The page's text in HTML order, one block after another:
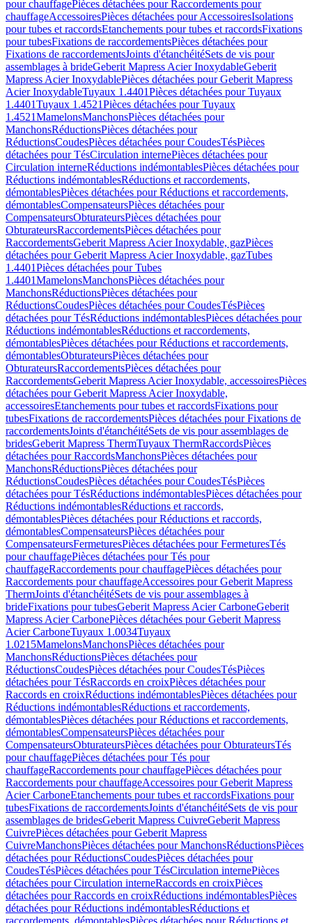
pour chauffagePièces détachées pour Raccordements pour
chauffageAccessoiresPièces détachées pour AccessoiresIsolations
pour tubes et raccordsEtanchements pour tubes et raccordsFixations
pour tubesFixations de raccordementsPièces détachées pour
Fixations de raccordementsJoints d'étanchéitéSets de vis pour
assemblages à brideGeberit Mapress Acier InoxydableGeberit
Mapress Acier InoxydablePièces détachées pour Geberit Mapress
Acier InoxydableTuyaux 1.4401Pièces détachées pour Tuyaux
1.4401Tuyaux 1.4521Pièces détachées pour Tuyaux
1.4521MamelonsManchonsPièces détachées pour
ManchonsRéductionsPièces détachées pour
RéductionsCoudesPièces détachées pour CoudesTésPièces
détachées pour TésCirculation internePièces détachées pour
Circulation interneRéductions indémontablesPièces détachées pour
Réductions indémontablesRéductions et raccordements,
démontablesPièces détachées pour Réductions et raccordements,
démontablesCompensateursPièces détachées pour
CompensateursObturateursPièces détachées pour
ObturateursRaccordementsPièces détachées pour
RaccordementsGeberit Mapress Acier Inoxydable, gazPièces
détachées pour Geberit Mapress Acier Inoxydable, gazTubes
1.4401Pièces détachées pour Tubes
1.4401MamelonsManchonsPièces détachées pour
ManchonsRéductionsPièces détachées pour
RéductionsCoudesPièces détachées pour CoudesTésPièces
détachées pour TésRéductions indémontablesPièces détachées pour
Réductions indémontablesRéductions et raccordements,
démontablesPièces détachées pour Réductions et raccordements,
démontablesObturateursPièces détachées pour
ObturateursRaccordementsPièces détachées pour
RaccordementsGeberit Mapress Acier Inoxydable, accessoiresPièces
détachées pour Geberit Mapress Acier Inoxydable,
accessoiresEtanchements pour tubes et raccordsFixations pour
tubesFixations de raccordementsPièces détachées pour Fixations de
raccordementsJoints d'étanchéitéSets de vis pour assemblages de
bridesGeberit Mapress ThermTuyaux ThermRaccordsPièces
détachées pour RaccordsManchonsPièces détachées pour
ManchonsRéductionsPièces détachées pour
RéductionsCoudesPièces détachées pour CoudesTésPièces
détachées pour TésRéductions indémontablesPièces détachées pour
Réductions indémontablesRéductions et raccords,
démontablesPièces détachées pour Réductions et raccords,
démontablesCompensateursPièces détachées pour
CompensateursFermeturesPièces détachées pour FermeturesTés
pour chauffagePièces détachées pour Tés pour
chauffageRaccordements pour chauffagePièces détachées pour
Raccordements pour chauffageAccessoires pour Geberit Mapress
ThermJoints d'étanchéitéSets de vis pour assemblages à
brideFixations pour tubesGeberit Mapress Acier CarboneGeberit
Mapress Acier CarbonePièces détachées pour Geberit Mapress
Acier CarboneTuyaux 1.0034Tuyaux
1.0215MamelonsManchonsPièces détachées pour
ManchonsRéductionsPièces détachées pour
RéductionsCoudesPièces détachées pour CoudesTésPièces
détachées pour TésRaccords en croixPièces détachées pour
Raccords en croixRéductions indémontablesPièces détachées pour
Réductions indémontablesRéductions et raccordements,
démontablesPièces détachées pour Réductions et raccordements,
démontablesCompensateursPièces détachées pour
CompensateursObturateursPièces détachées pour ObturateursTés
pour chauffagePièces détachées pour Tés pour
chauffageRaccordements pour chauffagePièces détachées pour
Raccordements pour chauffageAccessoires pour Geberit Mapress
Acier CarboneEtanchements pour tubes et raccordsFixations pour
tubesFixations de raccordementsJoints d'étanchéitéSets de vis pour
assemblages de bridesGeberit Mapress CuivreGeberit Mapress
CuivrePièces détachées pour Geberit Mapress
CuivreManchonsPièces détachées pour ManchonsRéductionsPièces
détachées pour RéductionsCoudesPièces détachées pour
CoudesTésPièces détachées pour TésCirculation internePièces
détachées pour Circulation interneRaccords en croixPièces
détachées pour Raccords en croixRéductions indémontablesPièces
détachées pour Réductions indémontablesRéductions et
raccordements, démontablesPièces détachées pour Réductions et